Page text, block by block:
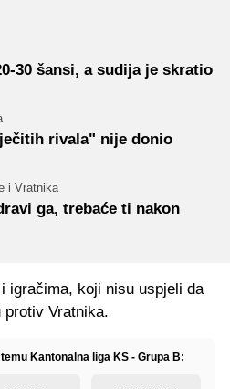
30 šansi, a sudija je skratio
rivala" nije donio
i Vratnika
ga, trebaće ti nakon
igračima, koji nisu uspjeli da
protiv Vratnika.
Kantonalna liga KS - Grupa B: